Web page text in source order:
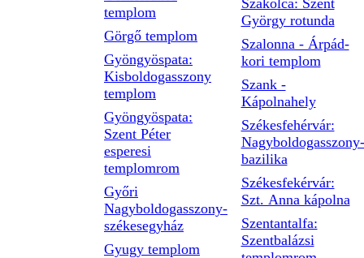
templom
Görgő templom
Gyöngyöspata:
Kisboldogasszony
templom
Gyöngyöspata:
Szent Péter
esperesi
templomrom
Győri
Nagyboldogasszony-
székesegyház
Gyugy templom
Szakolca: Szent
György rotunda
Szalonna - Árpád-
kori templom
Szank -
Kápolnahely
Székesfehérvár:
Nagyboldogasszony-
bazilika
Székesfekérvár:
Szt. Anna kápolna
Szentantalfa:
Szentbalázsi